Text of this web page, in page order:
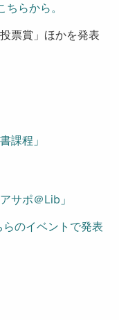
ちらから。
票賞」ほかを発表
課程」
サポ＠Lib」
らのイベントで発表